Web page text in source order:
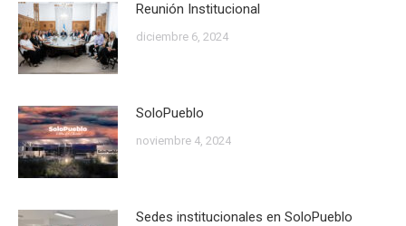
Reunión Institucional
diciembre 6, 2024
SoloPueblo
noviembre 4, 2024
Sedes institucionales en SoloPueblo